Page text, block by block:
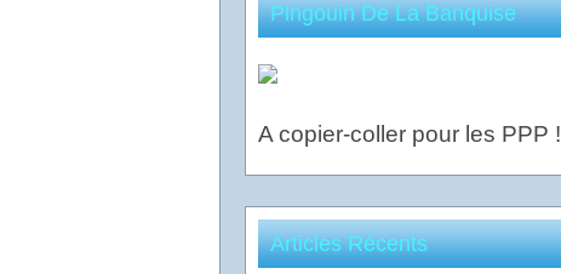
Pingouin De La Banquise
A copier-coller pour les PPP !
Articles Récents